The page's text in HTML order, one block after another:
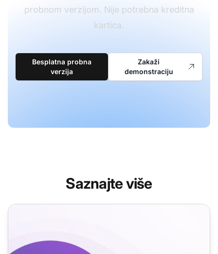
probnom verzijom. Nije potrebna kreditna
kartica.
Besplatna probna
verzija
Zakaži
demonstraciju
Saznajte više
Predlošci za e-commerce e-poštu